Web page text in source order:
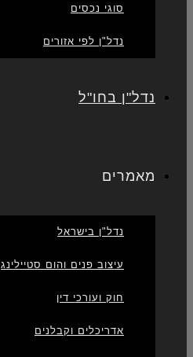
סוגי נכסים
נדל"ן לפי אזורים
נדל"ן בחו"ל
מאמרים
נדל"ן בישראל
עיצוב פנים והום סטיילינג
חוק ועורכי דין
אדריכלים וקבלנים